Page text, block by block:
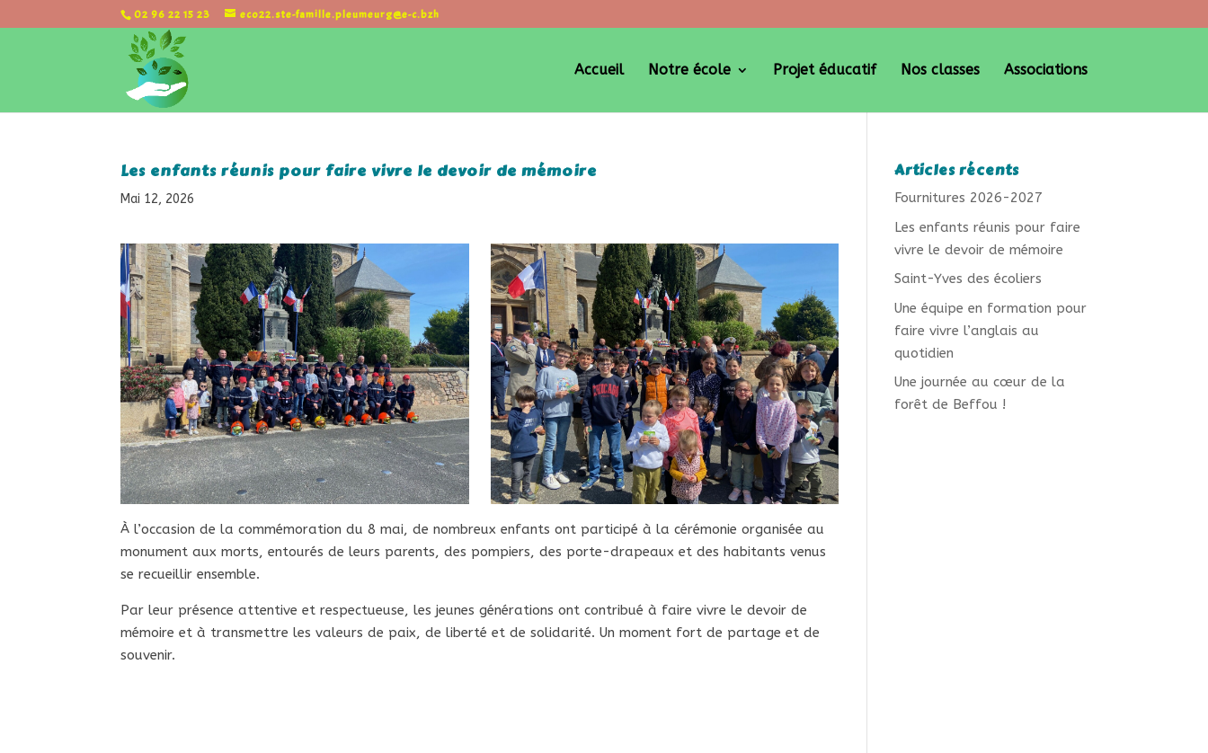
02 96 22 15 23 eco22.ste-famille.pleumeurg@e-c.bzh
Accueil Notre école Projet éducatif Nos classes Associations
Les enfants réunis pour faire vivre le devoir de mémoire
Mai 12, 2026
À l’occasion de la commémoration du 8 mai, de nombreux enfants ont participé à la cérémonie organisée au
monument aux morts, entourés de leurs parents, des pompiers, des porte-drapeaux et des habitants venus
se recueillir ensemble.
Par leur présence attentive et respectueuse, les jeunes générations ont contribué à faire vivre le devoir de
mémoire et à transmettre les valeurs de paix, de liberté et de solidarité. Un moment fort de partage et de
souvenir.
Articles récents
Fournitures 2026-2027
Les enfants réunis pour faire
vivre le devoir de mémoire
Saint-Yves des écoliers
Une équipe en formation pour
faire vivre l’anglais au
quotidien
Une journée au cœur de la
forêt de Beffou !